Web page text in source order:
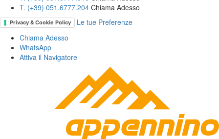
T. (+39­) 051.6777.204­ Chiama Adesso
Privacy & Cookie Policy
Le tue Preferenze
Chiama Adesso
WhatsApp
Attiva il Navigatore